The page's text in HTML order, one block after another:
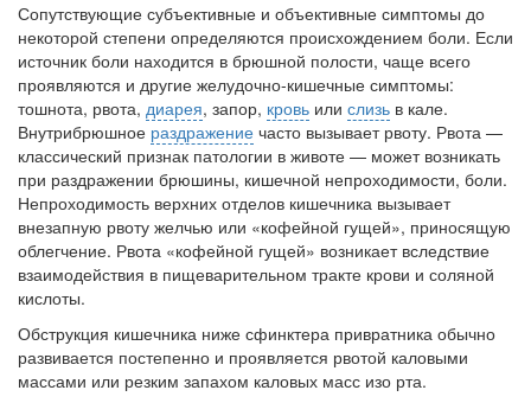
Сопутствующие субъективные и объективные симптомы до
некоторой степени определяются происхождением боли. Если
источник боли находится в брюшной по­лости, чаще всего
проявляются и другие желудочно-кишечные симптомы:
тошнота, рвота, диарея, запор, кровь или слизь в кале.
Внутрибрюшное раздражение часто вы­зывает рвоту. Рвота —
классический признак патологии в животе — может возникать
при раздражении брюшины, кишечной непроходимости, боли.
Непроходимость верх­них отделов кишечника вызывает
внезапную рвоту желчью или «кофейной гущей», приносящую
облегчение. Рвота «кофейной гущей» возникает вследствие
взаимо­действия в пищеварительном тракте крови и соляной
кислоты.
Обструкция кишечника ниже сфинктера привратника обычно
развивается пос­тепенно и проявляется рвотой каловыми
массами или резким запахом каловых масс изо рта.